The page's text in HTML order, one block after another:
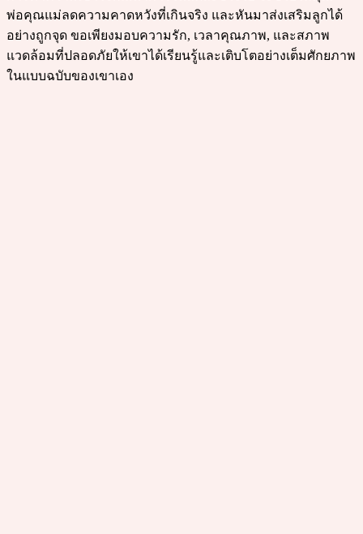
พ่อคุณแม่ลดความคาดหวังที่เกินจริง และหันมาส่งเสริมลูกได้
อย่างถูกจุด ขอเพียงมอบความรัก, เวลาคุณภาพ, และสภาพ
แวดล้อมที่ปลอดภัยให้เขาได้เรียนรู้และเติบโตอย่างเต็มศักยภาพ
ในแบบฉบับของเขาเอง